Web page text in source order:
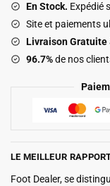
2025
2026
En Stock. Expédié
Site et paiements
Livraison Gratuite
96.7%de nos
LE MEILLEUR
Foot Dealer, se